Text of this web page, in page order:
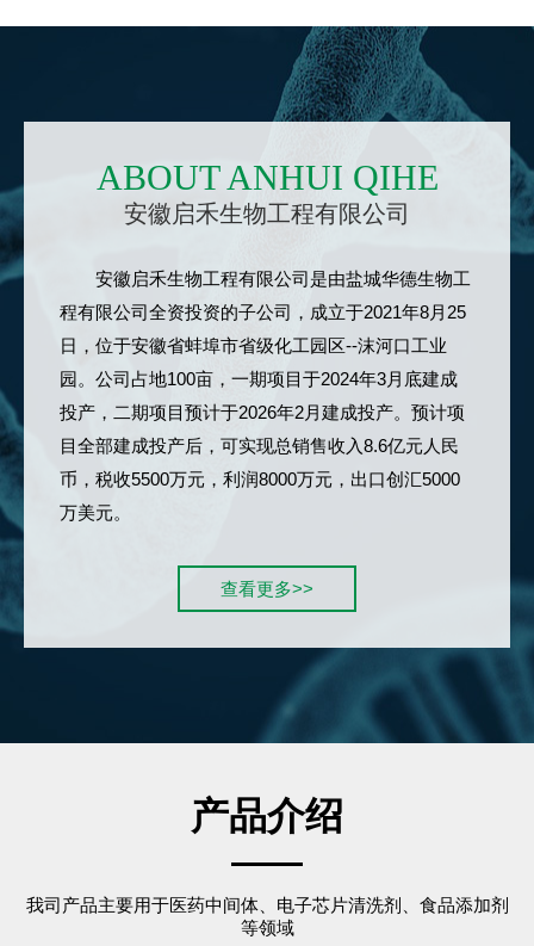
ABOUT ANHUI QIHE
安徽启禾生物工程有限公司
安徽启禾生物工程有限公司是由盐城华德生物工
程有限公司全资投资的子公司，成立于2021年8月25
日，位于安徽省蚌埠市省级化工园区--沫河口工业
园。公司占地100亩，一期项目于2024年3月底建成
投产，二期项目预计于2026年2月建成投产。预计项
目全部建成投产后，可实现总销售收入8.6亿元人民
币，税收5500万元，利润8000万元，出口创汇5000
万美元。
查看更多>>
产品介绍
我司产品主要用于医药中间体、电子芯片清洗剂、食品添加剂
等领域